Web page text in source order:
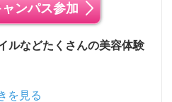
ンパス参加
ルなどたくさんの美容体験
を見る